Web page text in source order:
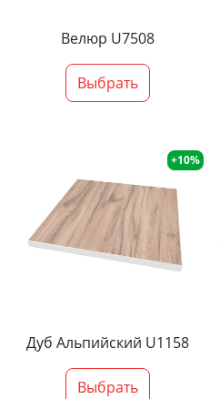
Велюр U7508
Выбрать
+10%
Дуб Альпийский U1158
Выбрать